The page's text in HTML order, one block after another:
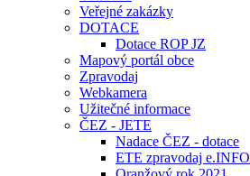
Veřejné zakázky
DOTACE
Dotace ROP JZ
Mapový portál obce
Zpravodaj
Webkamera
Užitečné informace
ČEZ - JETE
Nadace ČEZ - dotace
ETE zpravodaj e.INFO